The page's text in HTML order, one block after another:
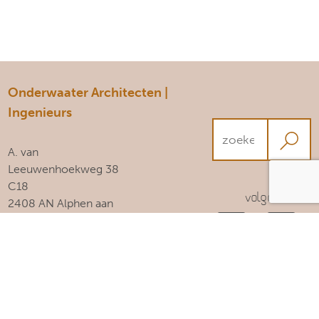
Onderwaater Architecten |
Ingenieurs
A. van
Leeuwenhoekweg 38
C18
2408 AN Alphen aan
Volg ons!